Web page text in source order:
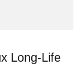
Long-Life